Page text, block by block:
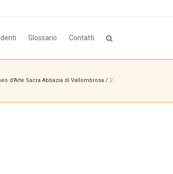
Glossario Contatti
d'Arte Sacra Abbazia di Vallombrosa / 2